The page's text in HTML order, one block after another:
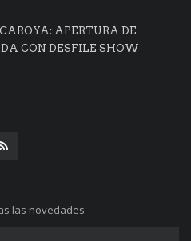
APERTURA DE
CON DESFILE SHOW
las novedades